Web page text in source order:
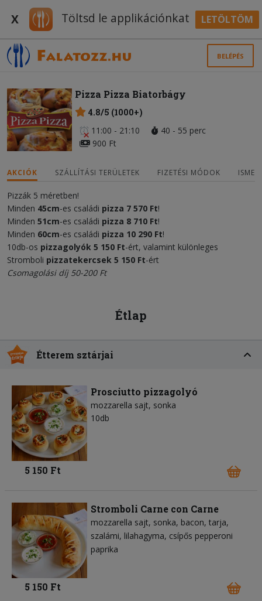
X Töltsd le applikációnkat LETÖLTÖM
BELÉPÉS
Pizza Pizza Biatorbágy
4.8/5 (1000+)
11:00 - 21:10
40 - 55 perc
900 Ft
AKCIÓK SZÁLLÍTÁSI TERÜLETEK FIZETÉSI MÓDOK
Pizzák 5 méretben!
Minden 45cm-es családi pizza 7 570 Ft!
Minden 51cm-es családi pizza 8 710 Ft!
Minden 60cm-es családi pizza 10 290 Ft!
10db-os pizzagolyók 5 150 Ft-ért, valamint különleges
Stromboli pizzatekercsek 5 150 Ft-ért
Csomagolási díj 50-200 Ft
Étlap
Étterem sztárjai
Prosciutto pizzagolyó
mozzarella sajt sonka
10db
5 150 Ft
Stromboli Carne con Carne
mozzarella sajt sonka bacon tarja
szalámi lilahagyma csípős pepperoni
paprika
5 150 Ft